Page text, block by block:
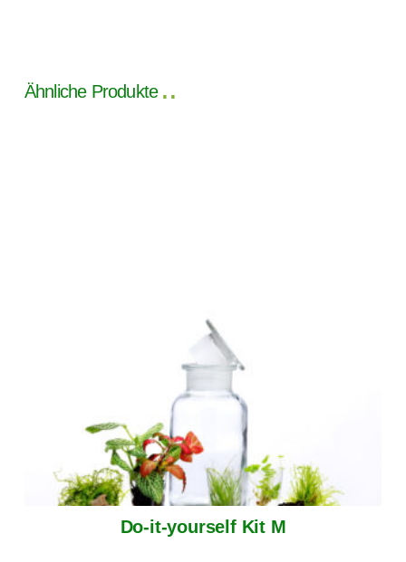
Ähnliche Produkte
Do-it-yourself Kit M